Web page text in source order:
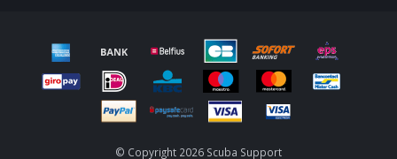
© Copyright 2026 Scuba Support